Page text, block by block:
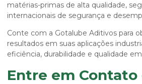
matérias-primas de alta qualidade,
internacionais de segurança e
Conte com a Gotalube Aditivos para
resultados em suas aplicações
eficiência, durabilidade e qualidade
Entre em Contato